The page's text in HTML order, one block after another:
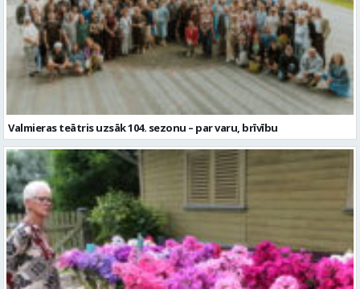
Valmieras teātris uzsāk 104. sezonu – par varu, brīvību